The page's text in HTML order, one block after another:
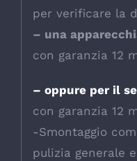
per verificare la
– una
con garanzia 12
– oppure per il
con garanzia 12
-Smontaggio
pulizia generale